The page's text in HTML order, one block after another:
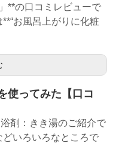
**の口コミレビューで
お風呂上がりに化粧
使ってみた【口コ
剤：きき湯のご紹介で
いろいろなところで